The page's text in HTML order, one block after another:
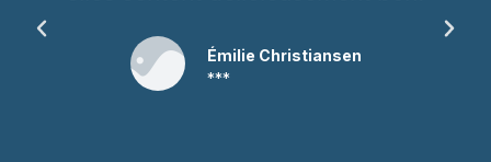
Émilie Christiansen
***